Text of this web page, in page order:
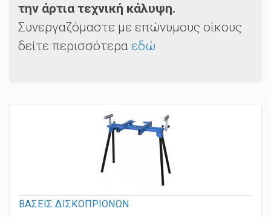
την άρτια τεχνική κάλυψη.
Συνεργαζόμαστε με επώνυμους οίκους
δείτε περισσότερα εδώ
ΒΑΣΕΙΣ ΔΙΣΚΟΠΡΙΟΝΩΝ